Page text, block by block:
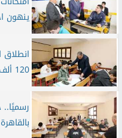
ينهون
انطلاق
120 ألف طالب وسط إجراءات مشددة.....